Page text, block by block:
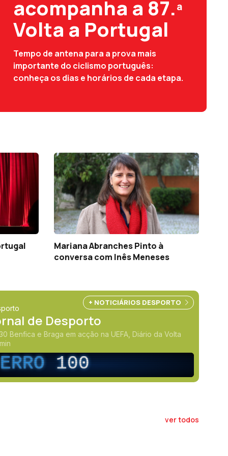
acompanha a 87.ª
Volta a Portugal
Tempo de antena para a prova mais
importante do ciclismo português:
conheça os dias e horários de cada etapa.
Mariana Abranches Pinto à
conversa com Inês Meneses
de Desporto
Benfica e Braga em acção na UEFA, Diário da Volta
ERRO 100
+ NOTICIÁRIOS DESPORTO
ver todos